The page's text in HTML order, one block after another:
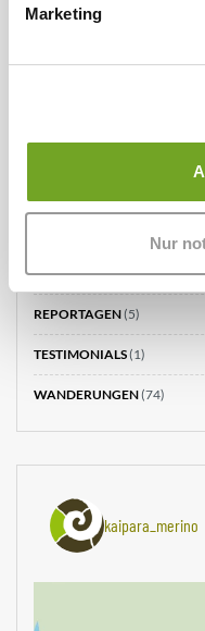
Marketing
Nur
MERINOWOLLE WIKI(5)
REPORTAGEN(5)
TESTIMONIALS(1)
WANDERUNGEN(74)
kaipara_merino